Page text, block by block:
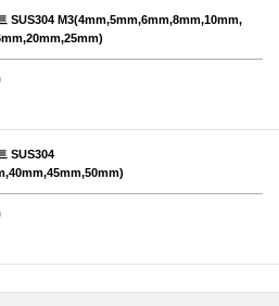
SUS304 M3(4mm,5mm,6mm,8mm,10mm,
SUS304